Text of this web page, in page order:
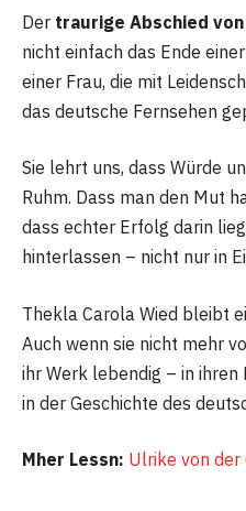
Der traurige Abschied
nicht einfach das Ende
einer Frau, die mit
das deutsche Fernsehen
Sie lehrt uns, dass Würde
Ruhm. Dass man den Mut
dass echter Erfolg darin
hinterlassen – nicht nur in
Thekla Carola Wied bleibt
Auch wenn sie nicht mehr
ihr Werk lebendig – in ihren
in der Geschichte des
Mher Lessn: Ulrike von